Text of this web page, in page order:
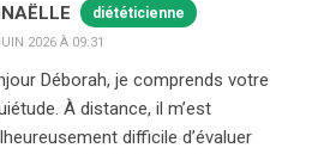
diététicienne
2026 À 09:31
Déborah, je comprends votre
À distance, il m’est
difficile d’évaluer